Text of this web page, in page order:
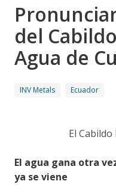
del
Agua de
INV Metals Ecuador
El
El agua gana otra
ya se viene